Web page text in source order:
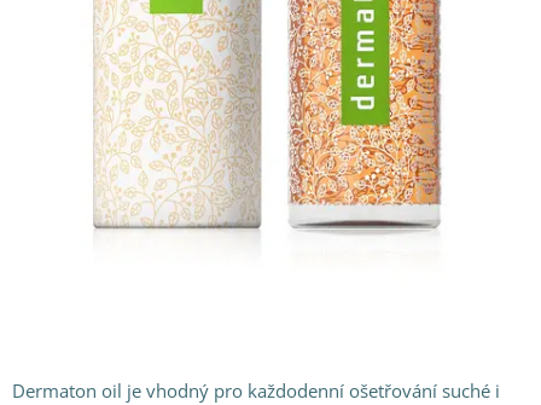
Dermaton oil je vhodný pro každodenní ošetřování suché i